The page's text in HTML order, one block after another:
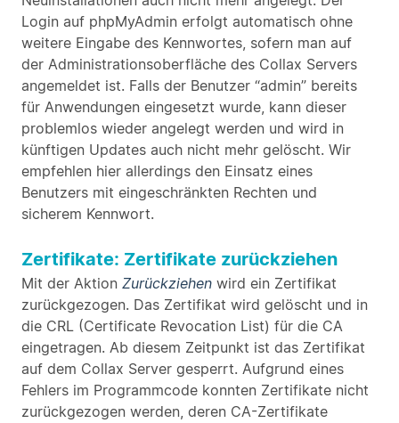
Login auf phpMyAdmin erfolgt automatisch ohne
weitere Eingabe des Kennwortes, sofern man auf
der Administrationsoberfläche des Collax Servers
angemeldet ist. Falls der Benutzer “admin” bereits
für Anwendungen eingesetzt wurde, kann dieser
problemlos wieder angelegt werden und wird in
künftigen Updates auch nicht mehr gelöscht. Wir
empfehlen hier allerdings den Einsatz eines
Benutzers mit eingeschränkten Rechten und
sicherem Kennwort.
Zertifikate: Zertifikate zurückziehen
Mit der Aktion Zurückziehen wird ein Zertifikat
zurückgezogen. Das Zertifikat wird gelöscht und in
die CRL (Certificate Revocation List) für die CA
eingetragen. Ab diesem Zeitpunkt ist das Zertifikat
auf dem Collax Server gesperrt. Aufgrund eines
Fehlers im Programmcode konnten Zertifikate nicht
zurückgezogen werden, deren CA-Zertifikate